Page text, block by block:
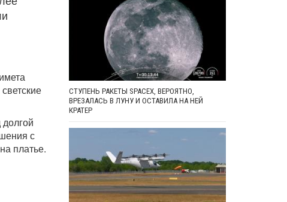
с
платье.
СТУПЕНЬ РАКЕТЫ SPACEX, ВЕРОЯТНО,
ВРЕЗАЛАСЬ В ЛУНУ И ОСТАВИЛА НА НЕЙ
КРАТЕР